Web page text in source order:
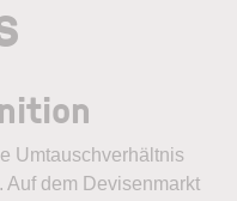
Umtauschverhältnis
dem Devisenmarkt